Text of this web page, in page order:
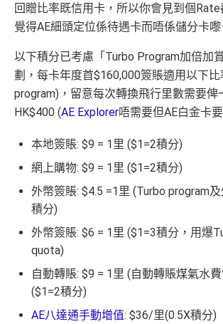
回贈比率既信用卡，所以你會見到個
覺得AE細頭定位係待遇卡而唔係儲分卡嚟
以下積分已考慮「Turbo Program加倍加
劃，每卡年度首$160,000簽賬適用以下比
program)，留意每次轉換飛行里數需要俾
HK$400 (AE Explorer唔需要但AE白金卡
本地簽賬: $9 = 1里 ($1=2積分)
網上購物: $9 = 1里 ($1=2積分)
外幣簽賬: $4.5 =1里 (Turbo program
積分)
外幣簽賬: $6 = 1里 ($1=3積分，用爆
quota)
自動轉賬: $9 = 1里 (自動轉賬煤氣水
($1=2積分)
AE八達通手動增值: $36/里(0.5X積分)